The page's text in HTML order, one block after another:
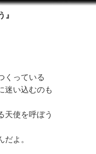
』
くっている
迷い込むのも
使を呼ぼう
よ。